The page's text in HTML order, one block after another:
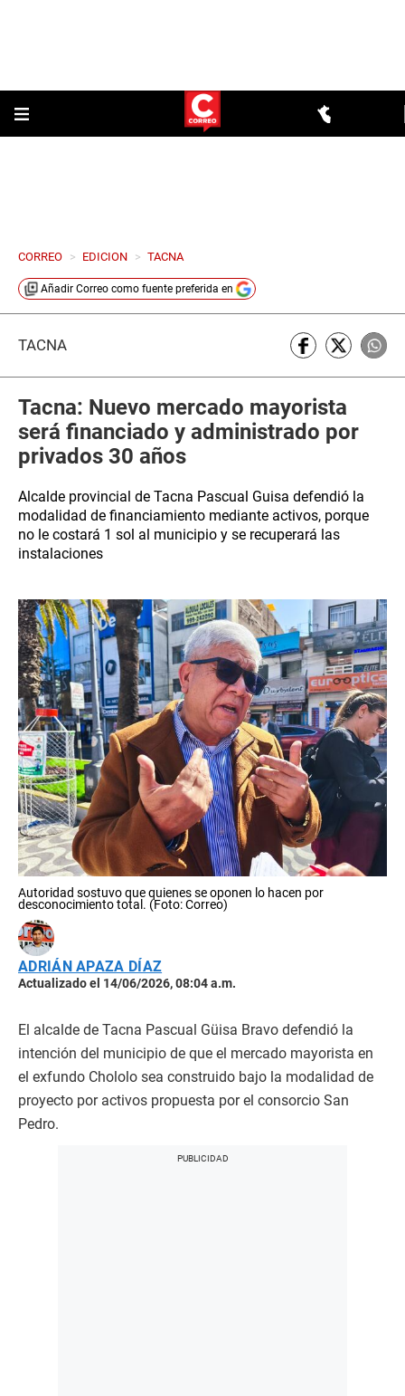
CORREO > EDICION > TACNA
Añadir Correo como fuente preferida en
TACNA
Tacna: Nuevo mercado mayorista
será financiado y administrado por
privados 30 años
Alcalde provincial de Tacna Pascual Guisa defendió la
modalidad de financiamiento mediante activos, porque
no le costará 1 sol al municipio y se recuperará las
instalaciones
Autoridad sostuvo que quienes se oponen lo hacen por
desconocimiento total. (Foto: Correo)
ADRIÁN APAZA DÍAZ
Actualizado el 14/06/2026, 08:04 a.m.
El alcalde de Tacna Pascual Güisa Bravo defendió la
intención del municipio de que el mercado mayorista en
el exfundo Chololo sea construido bajo la modalidad de
proyecto por activos propuesta por el consorcio San
Pedro.